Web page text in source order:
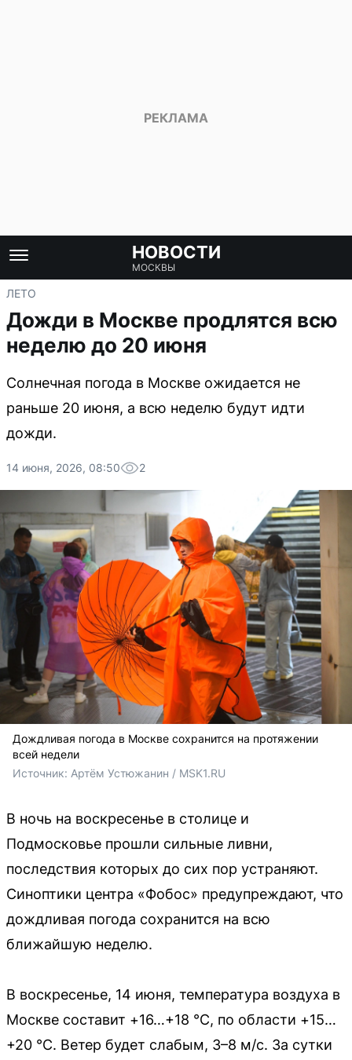
НОВОСТИ
МОСКВЫ
ЛЕТО
Дожди в Москве продлятся всю
неделю до 20 июня
Солнечная погода в Москве ожидается не
раньше 20 июня, а всю неделю будут идти
дожди.
14 июня, 2026, 08:50 2
Дождливая погода в Москве сохранится на протяжении
всей недели
Источник: Артём Устюжанин / MSK1.RU
В ночь на воскресенье в столице и
Подмосковье прошли сильные ливни,
последствия которых до сих пор устраняют.
Синоптики центра «Фобос» предупреждают, что
дождливая погода сохранится на всю
ближайшую неделю.
В воскресенье, 14 июня, температура воздуха в
Москве составит +16…+18 °C, по области +15…
+20 °C. Ветер будет слабым, 3–8 м/с. За сутки